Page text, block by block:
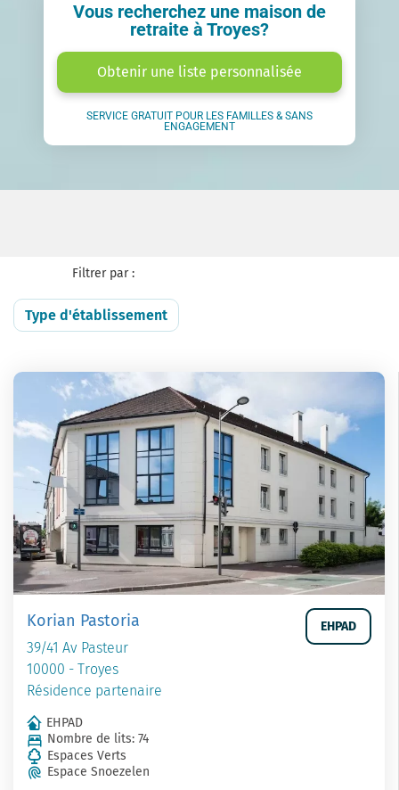
Vous recherchez une maison de
retraite à Troyes?
Obtenir une liste personnalisée
SERVICE GRATUIT POUR LES FAMILLES & SANS
ENGAGEMENT
Filtrer par :
Type d'établissement
Korian Pastoria
39/41 Av Pasteur
10000 - Troyes
Résidence partenaire
EHPAD
EHPAD
Nombre de lits: 74
Espaces Verts
Espace Snoezelen